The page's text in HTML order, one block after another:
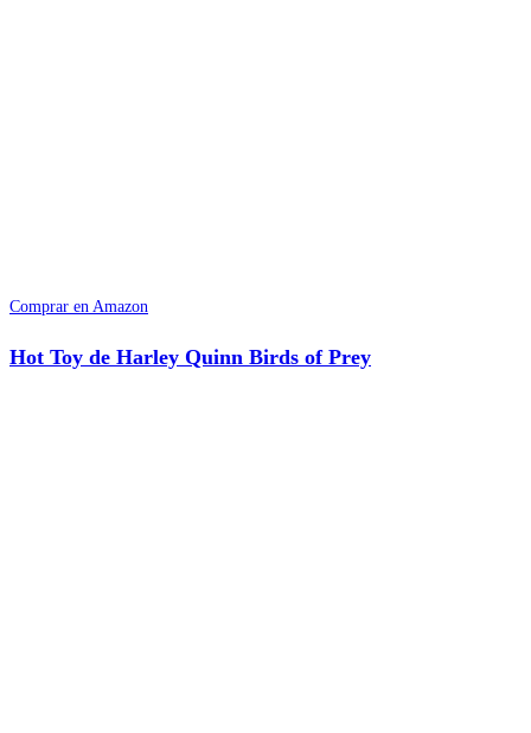
Comprar en Amazon
Hot Toy de Harley Quinn Birds of Prey